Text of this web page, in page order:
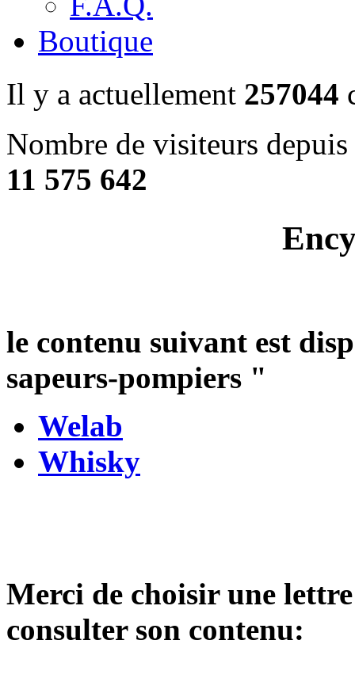
Boutique
Il y a actuellement 257044
Nombre de visiteurs
11 575 642
le contenu suivant est
sapeurs-pompiers "
Welab
Whisky
Merci de choisir une
consulter son contenu: